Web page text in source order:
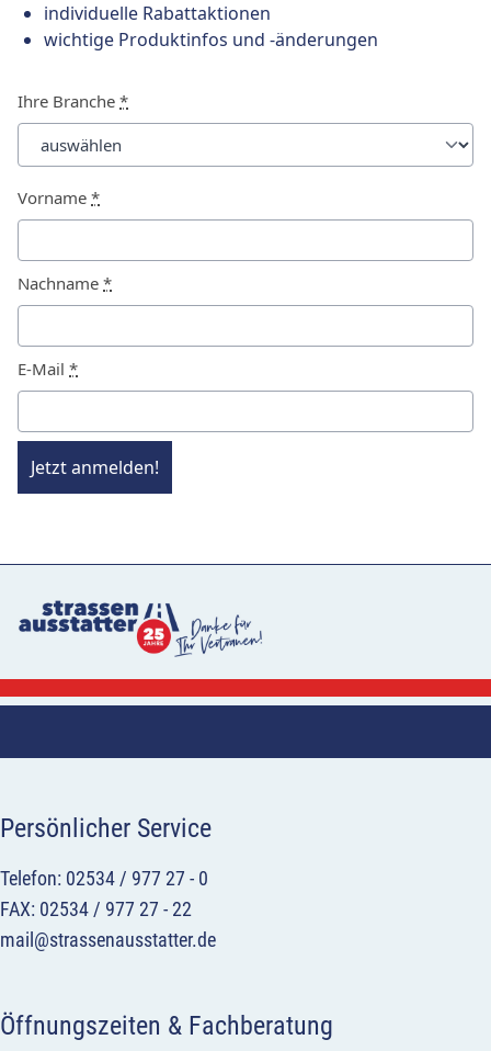
individuelle Rabattaktionen
wichtige Produktinfos und -änderungen
Ihre Branche *
Vorname *
Nachname *
E-Mail *
Jetzt anmelden!
Persönlicher Service
Telefon: 02534 / 977 27 - 0
FAX: 02534 / 977 27 - 22
mail@strassenausstatter.de
Öffnungszeiten & Fachberatung